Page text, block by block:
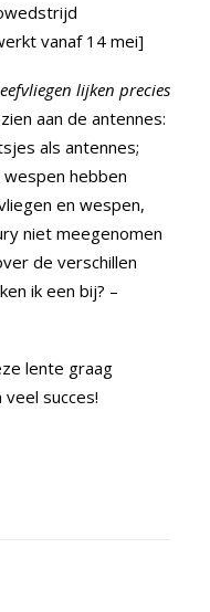
vanaf 14 mei]
lijken precies
aan de antennes:
als antennes;
wespen hebben
en wespen,
niet meegenomen
de verschillen
ik een bij? –
lente graag
succes!